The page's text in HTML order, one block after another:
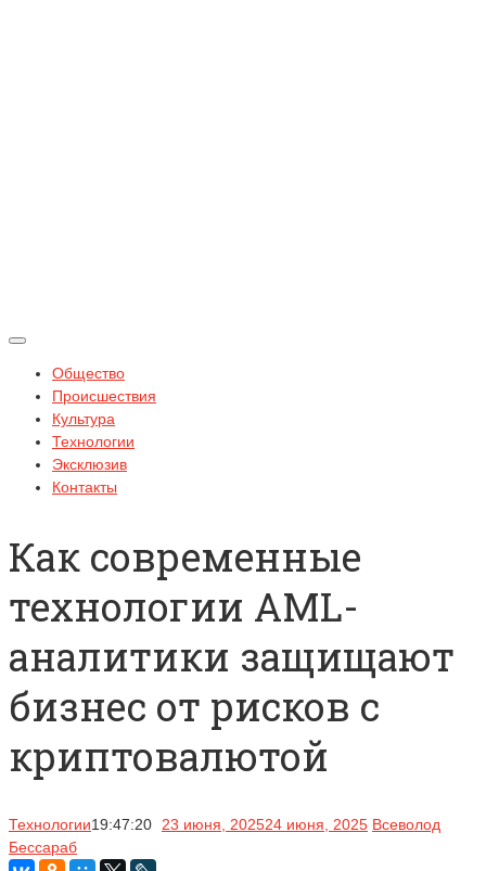
Общество
Происшествия
Культура
Технологии
Эксклюзив
Контакты
Как современные
технологии AML-
аналитики защищают
бизнес от рисков с
криптовалютой
Технологии19:47:20 23 июня, 202524 июня, 2025 Всеволод
Бессараб